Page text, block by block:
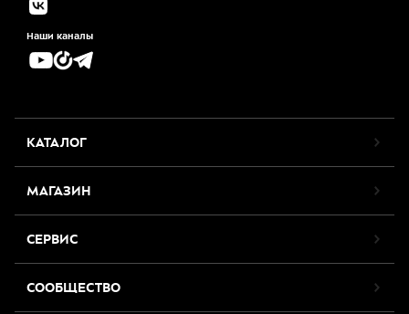
Наши каналы
КАТАЛОГ
МАГАЗИН
СЕРВИС
СООБЩЕСТВО